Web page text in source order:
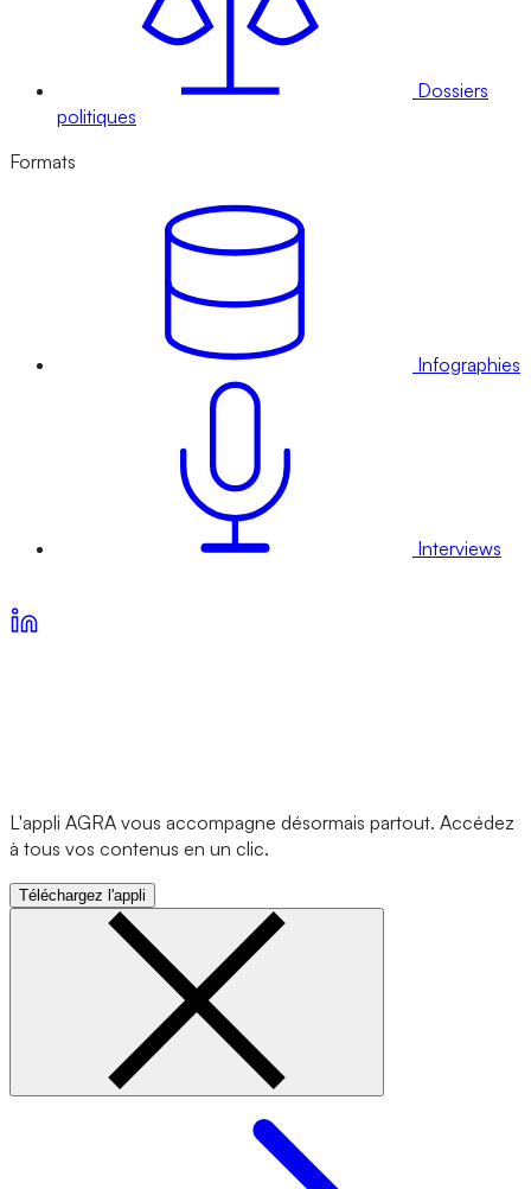
Dossiers
politiques
Formats
Infographies
Interviews
L'appli AGRA vous accompagne désormais partout. Accédez
à tous vos contenus en un clic.
Téléchargez l'appli